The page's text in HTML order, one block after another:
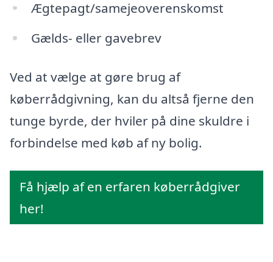
Ægtepagt/samejeoverenskomst
Gælds- eller gavebrev
Ved at vælge at gøre brug af
køberrådgivning, kan du altså fjerne den
tunge byrde, der hviler på dine skuldre i
forbindelse med køb af ny bolig.
Få hjælp af en erfaren køberrådgiver
her!